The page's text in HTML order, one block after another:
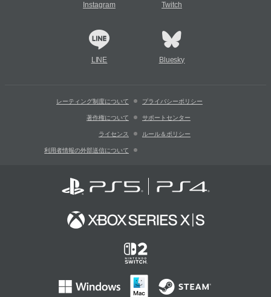
Instagram Twitch
LINE Bluesky
レーティング制度について プライバシーポリシー
著作権について サポートセンター
ライセンス ルール＆ポリシー
利用者情報の外部送信について